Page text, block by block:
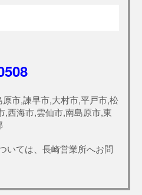
市,諫早市,大村市,平戸市,松
,西海市,雲仙市,南島原市,東
いては、長崎営業所へお問